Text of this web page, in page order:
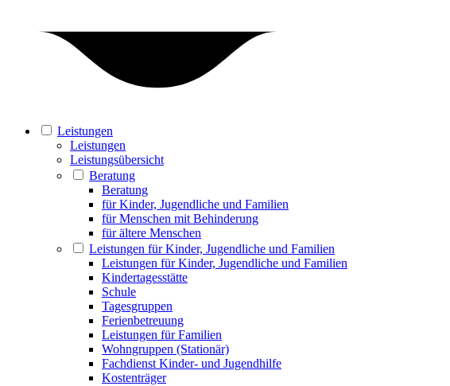
Leistungen
Leistungen
Leistungsübersicht
Beratung
Beratung
für Kinder, Jugendliche und Familien
für Menschen mit Behinderung
für ältere Menschen
Leistungen für Kinder, Jugendliche und Familien
Leistungen für Kinder, Jugendliche und Familien
Kindertagesstätte
Schule
Tagesgruppen
Ferienbetreuung
Leistungen für Familien
Wohngruppen (Stationär)
Fachdienst Kinder- und Jugendhilfe
Kostenträger